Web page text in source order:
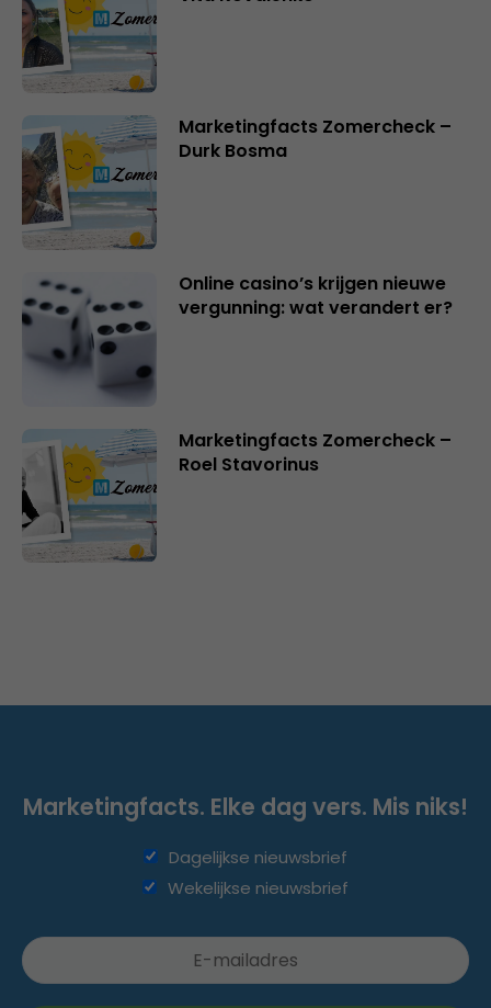
Marketingfacts Zomercheck –
Durk Bosma
Online casino’s krijgen nieuwe
vergunning: wat verandert er?
Marketingfacts Zomercheck –
Roel Stavorinus
Marketingfacts. Elke dag vers. Mis niks!
Dagelijkse nieuwsbrief
Wekelijkse nieuwsbrief